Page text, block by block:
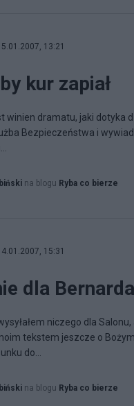
5.01.2007, 13:21
kur zapiał
winien dramatu, jaki dotyka
Bezpieczeństwa i
na blogu Ryba co bierze
4.01.2007, 15:31
dla Bernarda
niczego dla
tekstem jeszcze o
do...
na blogu Ryba co bierze